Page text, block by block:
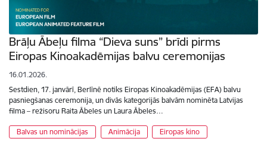
Brāļu Ābeļu filma “Dieva suns” brīdi pirms
Eiropas Kinoakadēmijas balvu ceremonijas
16.01.2026.
Sestdien, 17. janvārī, Berlīnē notiks Eiropas Kinoakadēmijas (EFA) balvu
pasniegšanas ceremonija, un divās kategorijās balvām nominēta Latvijas
filma – režisoru Raita Ābeles un Laura Ābeles…
Balvas un nominācijas Animācija Eiropas kino